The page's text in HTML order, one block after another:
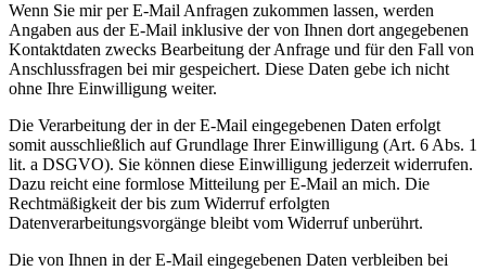
Wenn Sie mir per E-Mail Anfragen zukommen lassen, werden
Angaben aus der E-Mail inklusive der von Ihnen dort angegebenen
Kontaktdaten zwecks Bearbeitung der Anfrage und für den Fall von
Anschlussfragen bei mir gespeichert. Diese Daten gebe ich nicht
ohne Ihre Einwilligung weiter.
Die Verarbeitung der in der E-Mail eingegebenen Daten erfolgt
somit ausschließlich auf Grundlage Ihrer Einwilligung (Art. 6 Abs. 1
lit. a DSGVO). Sie können diese Einwilligung jederzeit widerrufen.
Dazu reicht eine formlose Mitteilung per E-Mail an mich. Die
Rechtmäßigkeit der bis zum Widerruf erfolgten
Datenverarbeitungsvorgänge bleibt vom Widerruf unberührt.
Die von Ihnen in der E-Mail eingegebenen Daten verbleiben bei